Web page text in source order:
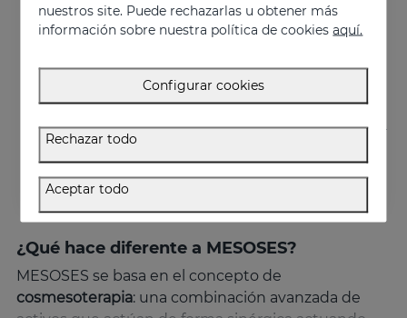
MESOSES Serum Liposomado
Serum antienvejecimiento supremo
61.95 €
¿Qué hace diferente a MESOSES?
MESOSES se basa en el concepto de
cosmesoterapia: una combinación avanzada de
nuestros site. Puede rechazarlas u obtener más
información sobre nuestra política de cookiesaquí.
Configurar cookies
Rechazar todo
Aceptar todo